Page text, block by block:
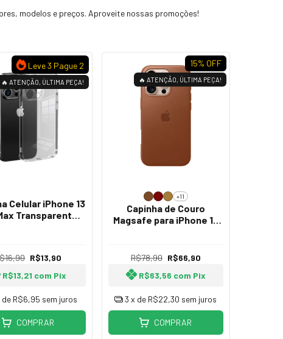
modelos e preços. Aproveite nossas promoções!
Leve 3 Pague 2
🔥 ATENÇÃO, ÚLTIMA PEÇA!
Celular iPhone 13
Transparente
R$13,90
R$13,21 com Pix
de R$6,95 sem juros
COMPRAR
15% OFF
🔥 ATENÇÃO, ÚLTIMA PEÇA!
+11
Capinha de Couro
Magsafe para iPhone 16
R$78,90 R$66,90
R$63,56 com Pix
3 x de R$22,30 sem juros
COMPRAR